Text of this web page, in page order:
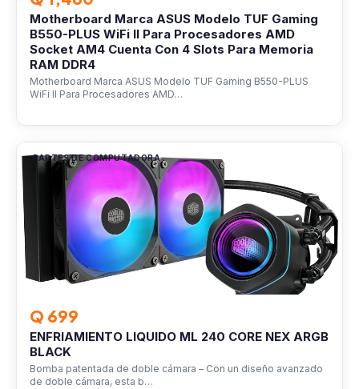
Motherboard Marca ASUS Modelo TUF Gaming
B550-PLUS WiFi II Para Procesadores AMD
Socket AM4 Cuenta Con 4 Slots Para Memoria
RAM DDR4
Motherboard Marca ASUS Modelo TUF Gaming B550-PLUS
WiFi II Para Procesadores AMD…
PARTES DE COMPUTADORA
Q 699
ENFRIAMIENTO LIQUIDO ML 240 CORE NEX ARGB
BLACK
Bomba patentada de doble cámara – Con un diseño avanzado
de doble cámara, esta b…